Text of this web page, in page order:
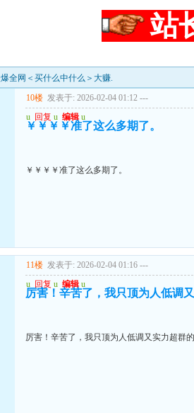
站
全网＜买什么中什么＞大赚.
10楼 发表于: 2026-02-04 01:12 ---
u 回复 u 编辑 u
￥￥￥￥准了这么多期了。
￥￥￥￥准了这么多期了。
11楼 发表于: 2026-02-04 01:16 ---
u 回复 u 编辑 u
厉害！辛苦了，我只顶为人低调
厉害！辛苦了，我只顶为人低调又实力超群